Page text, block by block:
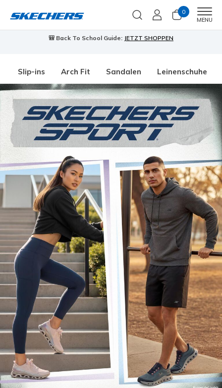
0
MENU
🎒 Back To School Guide: JETZT SHOPPEN
Slip-ins Arch Fit Sandalen Leinenschuhe